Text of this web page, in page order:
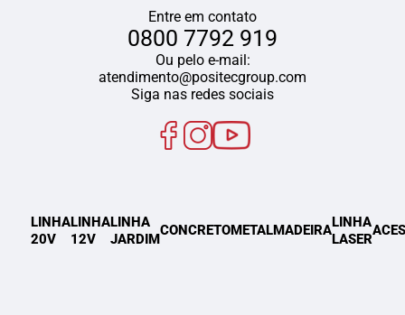
Entre em contato
0800 7792 919
Ou pelo e-mail:
atendimento@positecgroup.com
Siga nas redes sociais
LINHA
20V
LINHA
12V
LINHA
JARDIM
CONCRETOMETALMADEIRA
LINHA
LASER